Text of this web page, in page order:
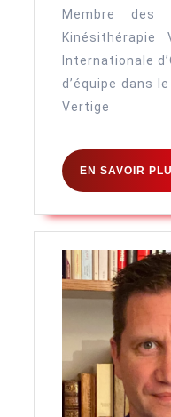
Membre des
Kinésithérapie
Internationale
d’équipe dans
Vertige
EN SAVOIR